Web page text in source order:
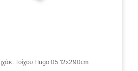
Τοίχου Hugo 05 12x290cm